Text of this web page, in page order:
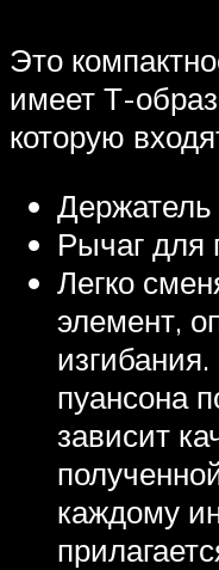
Это
имеет Т-
которую
Рычаг для
Легко
элемент,
пуансона
зависит
каждому